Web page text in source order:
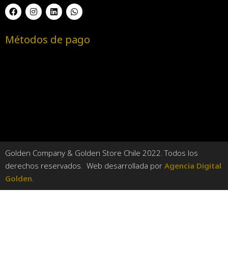
Métodos de pago
Golden Company & Golden Store Chile 2022. Todos los
derechos reservados. Web desarrollada por Agencia Digital
Golden.